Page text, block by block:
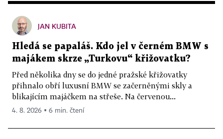
JAN KUBITA
Hledá se papaláš. Kdo jel v černém BMW s
majákem skrze „Turkovu“ křižovatku?
Před několika dny se do jedné pražské křižovatky
přihnalo obří luxusní BMW se začerněnými skly a
blikajícím majáčkem na střeše. Na červenou...
4. 8. 2026 ▪ 6 min. čtení